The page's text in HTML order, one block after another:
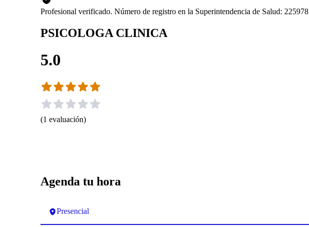
Profesional verificado. Número de registro en la Superintendencia de Salud: 225978
PSICOLOGA CLINICA
5.0
(1 evaluación)
Agenda tu hora
Presencial